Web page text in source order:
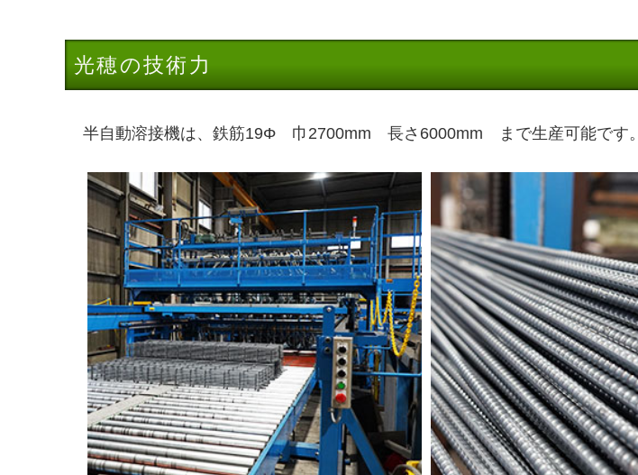
光穂の技術力
半自動溶接機は、鉄筋19Φ 巾2700mm 長さ6000mm まで生産可能です。